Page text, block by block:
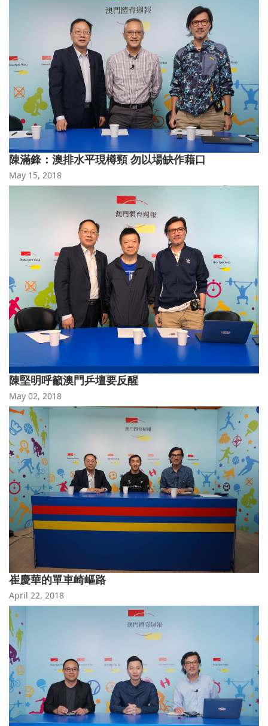
陳滿鋒：澳排水平現樽頸 勿以場缺作藉口
May 15, 2018
陳堅明呼籲澳門乒壇要反醒
May 02, 2018
崔慶華的單車崎嶇路
April 22, 2018